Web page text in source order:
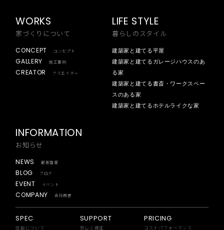
WORKS
家づくりについて
CONCEPT コンセプト
GALLERY 施工事例
CREATOR クリエイター
LIFE STYLE
暮らしのスタイル
建築家と建てる平屋
建築家と建てるガレージハウスのあ
る家
建築家と建てる書斎・ワークスペー
スのある家
建築家と建てるホテルライクな家
INFORMATION
お知らせ
NEWS 最新情報
BLOG ブログ
EVENT イベント
COMPANY 会社概要
SPEC
性能について
SUPPORT
安心と保証
PRICING
コストパフォーマンス